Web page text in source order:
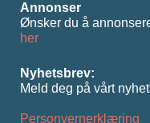
Annonser
Ønsker du å
her
Nyhetsbrev:
Meld deg på vårt
Personvernerklæring